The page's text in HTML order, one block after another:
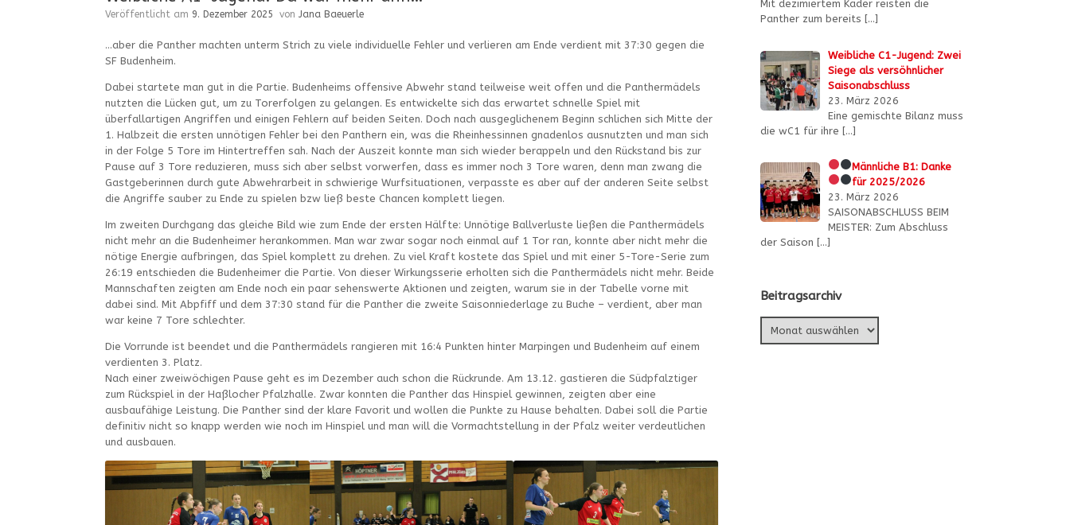
Veröffentlicht am 9. Dezember 2025 von Jana Baeuerle
…aber die Panther machten unterm Strich zu viele individuelle Fehler und verlieren am Ende verdient mit 37:30 gegen die
SF Budenheim.
Dabei startete man gut in die Partie. Budenheims offensive Abwehr stand teilweise weit offen und die Panthermädels
nutzten die Lücken gut, um zu Torerfolgen zu gelangen. Es entwickelte sich das erwartet schnelle Spiel mit
überfallartigen Angriffen und einigen Fehlern auf beiden Seiten. Doch nach ausgeglichenem Beginn schlichen sich Mitte der
1. Halbzeit die ersten unnötigen Fehler bei den Panthern ein, was die Rheinhessinnen gnadenlos ausnutzten und man sich
in der Folge 5 Tore im Hintertreffen sah. Nach der Auszeit konnte man sich wieder berappeln und den Rückstand bis zur
Pause auf 3 Tore reduzieren, muss sich aber selbst vorwerfen, dass es immer noch 3 Tore waren, denn man zwang die
Gastgeberinnen durch gute Abwehrarbeit in schwierige Wurfsituationen, verpasste es aber auf der anderen Seite selbst
die Angriffe sauber zu Ende zu spielen bzw ließ beste Chancen komplett liegen.
Im zweiten Durchgang das gleiche Bild wie zum Ende der ersten Hälfte: Unnötige Ballverluste ließen die Panthermädels
nicht mehr an die Budenheimer herankommen. Man war zwar sogar noch einmal auf 1 Tor ran, konnte aber nicht mehr die
nötige Energie aufbringen, das Spiel komplett zu drehen. Zu viel Kraft kostete das Spiel und mit einer 5-Tore-Serie zum
26:19 entschieden die Budenheimer die Partie. Von dieser Wirkungsserie erholten sich die Panthermädels nicht mehr. Beide
Mannschaften zeigten am Ende noch ein paar sehenswerte Aktionen und zeigten, warum sie in der Tabelle vorne mit
dabei sind. Mit Abpfiff und dem 37:30 stand für die Panther die zweite Saisonniederlage zu Buche – verdient, aber man
war keine 7 Tore schlechter.
Die Vorrunde ist beendet und die Panthermädels rangieren mit 16:4 Punkten hinter Marpingen und Budenheim auf einem
verdienten 3. Platz.
Nach einer zweiwöchigen Pause geht es im Dezember auch schon die Rückrunde. Am 13.12. gastieren die Südpfalztiger
zum Rückspiel in der Haßlocher Pfalzhalle. Zwar konnten die Panther das Hinspiel gewinnen, zeigten aber eine
ausbaufähige Leistung. Die Panther sind der klare Favorit und wollen die Punkte zu Hause behalten. Dabei soll die Partie
definitiv nicht so knapp werden wie noch im Hinspiel und man will die Vormachtstellung in der Pfalz weiter verdeutlichen
und ausbauen.
Mit dezimiertem Kader reisten die
Panther zum bereits […]
Weibliche C1-Jugend: Zwei
Siege als versöhnlicher
Saisonabschluss
23. März 2026
Eine gemischte Bilanz muss
die wC1 für ihre[…]
Männliche B1: Danke
für 2025/2026
23. März 2026
SAISONABSCHLUSS BEIM
MEISTER: Zum Abschluss
der Saison […]
Beitragsarchiv